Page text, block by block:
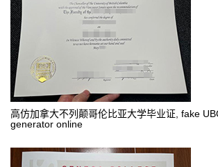
高仿加拿大不列颠哥伦比亚大学毕业证, fake
generator online